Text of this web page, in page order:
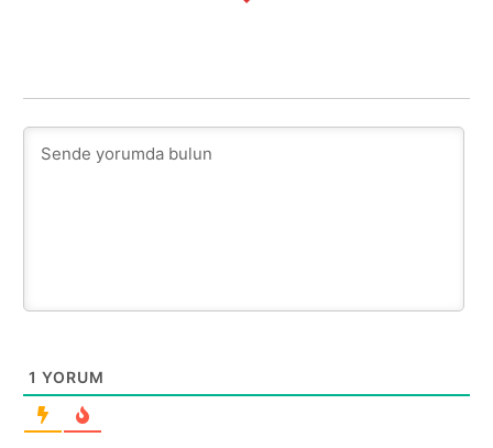
1 YORUM